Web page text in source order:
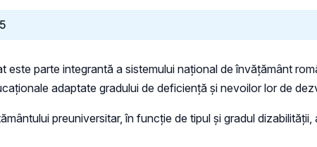
este parte integrantă a sistemului naţional de învăţământ
adaptate gradului de deficiență și nevoilor lor de
preuniversitar, în funcție de tipul și gradul